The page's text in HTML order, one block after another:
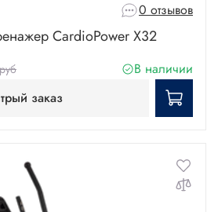
0 отзывов
CardioPower X32
В наличии
заказ